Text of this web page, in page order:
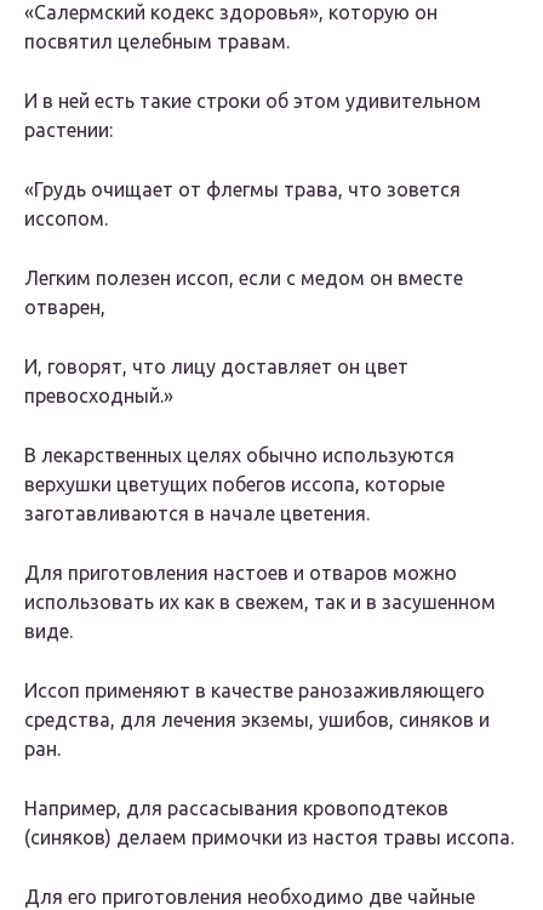
«Салермский кодекс здоровья», которую он
посвятил целебным травам.
И в ней есть такие строки об этом удивительном
растении:
«Грудь очищает от флегмы трава, что зовется
иссопом.
Легким полезен иссоп, если с медом он вместе
отварен,
И, говорят, что лицу доставляет он цвет
превосходный.»
В лекарственных целях обычно используются
верхушки цветущих побегов иссопа, которые
заготавливаются в начале цветения.
Для приготовления настоев и отваров можно
использовать их как в свежем, так и в засушенном
виде.
Иссоп применяют в качестве ранозаживляющего
средства, для лечения экземы, ушибов, синяков и
ран.
Например, для рассасывания кровоподтеков
(синяков) делаем примочки из настоя травы иссопа.
Для его приготовления необходимо две чайные